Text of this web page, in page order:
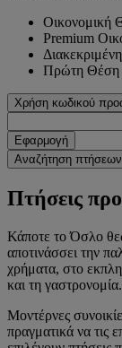
Οικονομική
Premium
Πρώτη Θέση
Χρήση κωδικού
Εφαρμογή
Αναζήτηση πτήσεων
Πτήσεις
Κάποτε το Όσλο
αποτινάσσει την
χρήματα, στο
και τη γαστρονομία.
Μοντέρνες
πραγματικά να τις